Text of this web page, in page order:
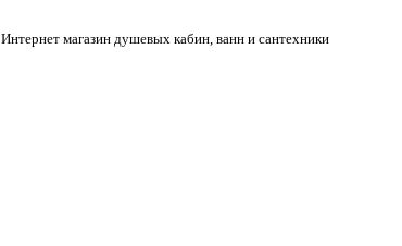
Интернет магазин душевых кабин, ванн и сантехники